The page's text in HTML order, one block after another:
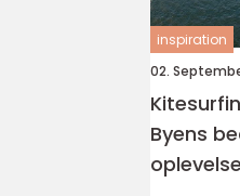
inspiration
02.
Byens